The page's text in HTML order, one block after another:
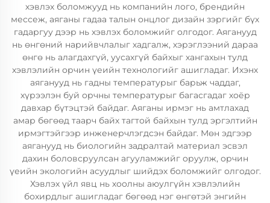
хэвлэх боломжууд нь компанийн лого, брендийн
мессеж, аяганы гадаа талын онцлог дизайн зэргийг бүх
гадаргуу дээр нь хэвлэх боломжийг олгодог. Аяганууд
нь өнгөний нарийвчлалыг хадгалж, хэрэглээний дараа
өнгө нь алагдахгүй, уусахгүй байхыг хангахын тулд
хэвлэлийн орчин үеийн технологийг ашигладаг. Ихэнх
аяганууд нь гадны температурыг барьж чаддаг,
хүрээлэн буй орчны температурыг багасгадаг хоёр
давхар бүтэцтэй байдаг. Аяганы ирмэг нь амтлахад
амар бөгөөд таарч байх тагтой байхын тулд эргэлтийн
ирмэгтэйгээр инженерчлэгдсэн байдаг. Мөн эдгээр
аяганууд нь биологийн задралтай материал эсвэл
дахин боловсруулсан агууламжийг оруулж, орчин
үеийн экологийн асуудлыг шийдэх боломжийг олгодог.
Хэвлэх үйл явц нь хоолны аюулгүйн хэвлэлийн
бохирдлыг ашигладаг бөгөөд нэг өнгөтэй энгийн